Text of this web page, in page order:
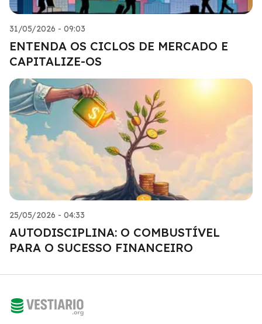
31/05/2026 - 09:03
ENTENDA OS CICLOS DE MERCADO E
CAPITALIZE-OS
25/05/2026 - 04:33
AUTODISCIPLINA: O COMBUSTÍVEL
PARA O SUCESSO FINANCEIRO